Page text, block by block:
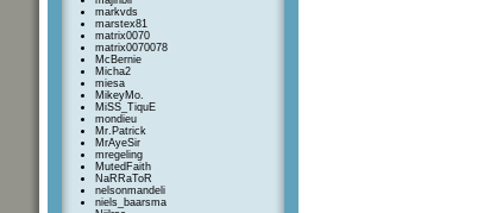
markvds
marstex81
matrix0070
matrix0070078
McBernie
Micha2
miesa
MikeyMo.
MiSS_TiquE
mondieu
Mr.Patrick
MrAyeSir
mregeling
MutedFaith
NaRRaToR
nelsonmandeli
niels_baarsma